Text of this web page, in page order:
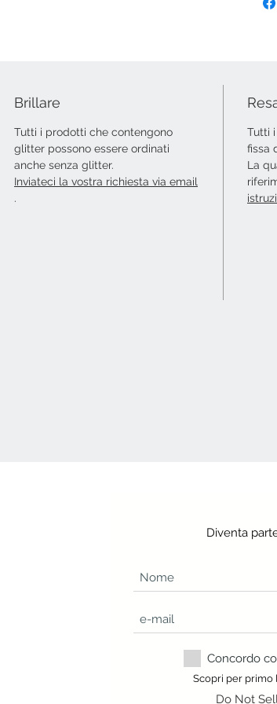
Brillare
Tutti i prodotti che contengono
glitter possono essere ordinati
anche senza glitter.
Inviateci la vostra richiesta via email
.
Tutti
fissa
La
Diventa
Concordo
Scopri per primo
Do Not